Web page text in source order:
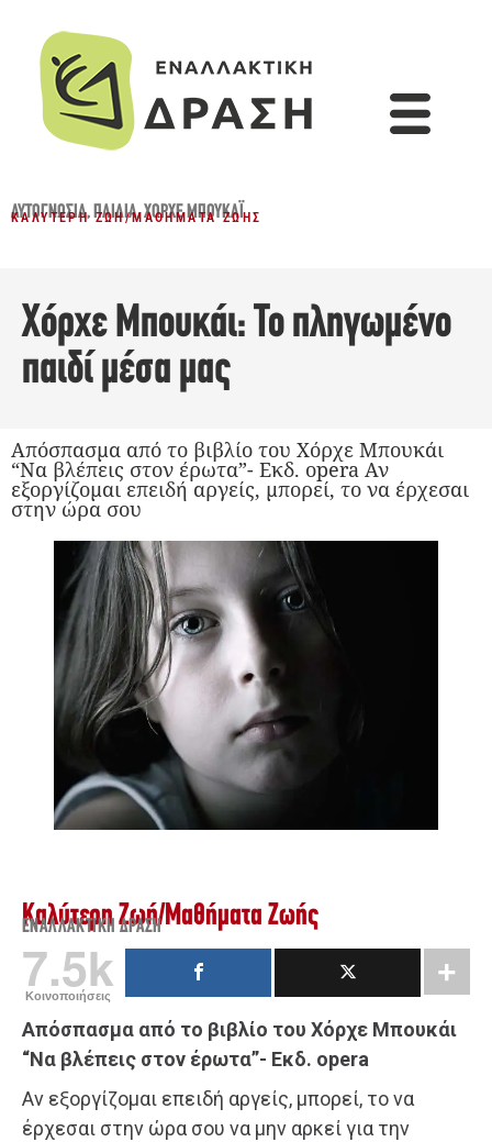
ΑΥΤΟΓΝΩΣΊΑ,ΠΑΙΔΙΆ,ΧΌΡΧΕ ΜΠΟΥΚΆΙ
ΚΑΛΎΤΕΡΗ ΖΩΉ/ΜΑΘΉΜΑΤΑ ΖΩΉΣ
Χόρχε Μπουκάι: Το πληγωμένο
παιδί μέσα μας
Απόσπασμα από το βιβλίο του Χόρχε Μπουκάι
“Να βλέπεις στον έρωτα”- Εκδ. opera Αν
εξοργίζομαι επειδή αργείς, μπορεί, το να έρχεσαι
στην ώρα σου
Καλύτερη Ζωή/Μαθήματα Ζωής
ΕΝΑΛΛΑΚΤΙΚΉ ΔΡΆΣΗ
7.5k
Κοινοποιήσεις
Απόσπασμα από το βιβλίο του Χόρχε Μπουκάι
“Να βλέπεις στον έρωτα”- Εκδ. opera
Αν εξοργίζομαι επειδή αργείς, μπορεί, το να
έρχεσαι στην ώρα σου να μην αρκεί για την